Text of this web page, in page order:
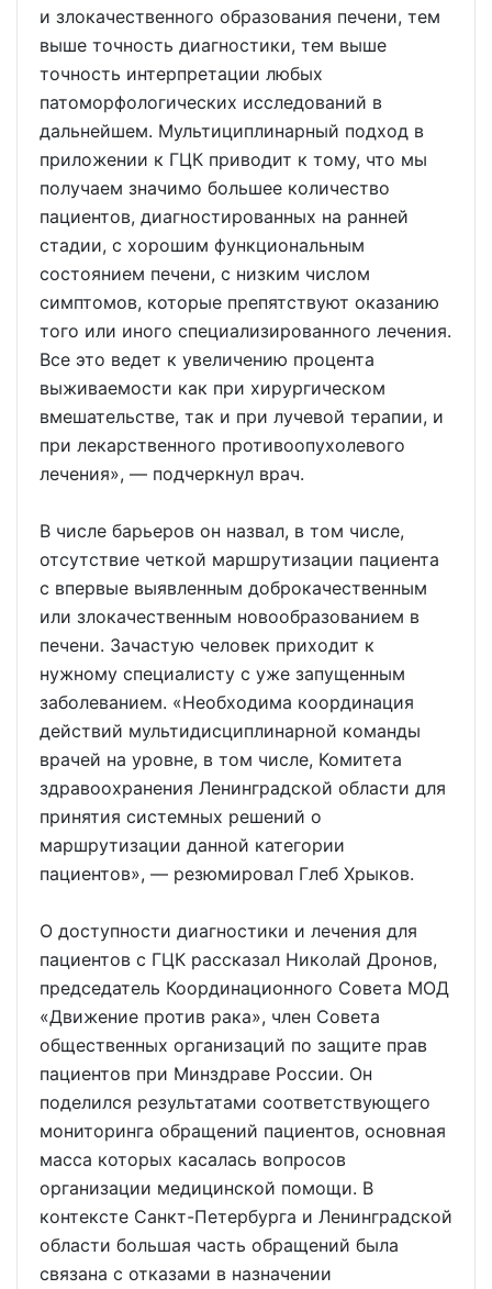
и злокачественного образования печени, тем
выше точность диагностики, тем выше
точность интерпретации любых
патоморфологических исследований в
дальнейшем. Мультициплинарный подход в
приложении к ГЦК приводит к тому, что мы
получаем значимо большее количество
пациентов, диагностированных на ранней
стадии, с хорошим функциональным
состоянием печени, с низким числом
симптомов, которые препятствуют оказанию
того или иного специализированного лечения.
Все это ведет к увеличению процента
выживаемости как при хирургическом
вмешательстве, так и при лучевой терапии, и
при лекарственного противоопухолевого
лечения», — подчеркнул врач.
В числе барьеров он назвал, в том числе,
отсутствие четкой маршрутизации пациента
с впервые выявленным доброкачественным
или злокачественным новообразованием в
печени. Зачастую человек приходит к
нужному специалисту с уже запущенным
заболеванием. «Необходима координация
действий мультидисциплинарной команды
врачей на уровне, в том числе, Комитета
здравоохранения Ленинградской области для
принятия системных решений о
маршрутизации данной категории
пациентов», — резюмировал Глеб Хрыков.
О доступности диагностики и лечения для
пациентов с ГЦК рассказал Николай Дронов,
председатель Координационного Совета МОД
«Движение против рака», член Совета
общественных организаций по защите прав
пациентов при Минздраве России. Он
поделился результатами соответствующего
мониторинга обращений пациентов, основная
масса которых касалась вопросов
организации медицинской помощи. В
контексте Санкт-Петербурга и Ленинградской
области большая часть обращений была
связана с отказами в назначении